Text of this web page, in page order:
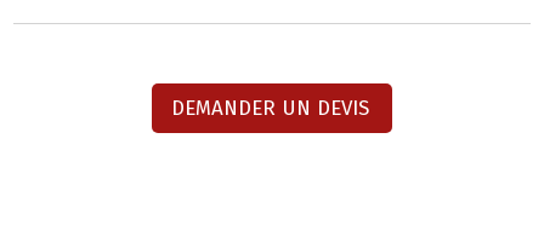
DEMANDER UN DEVIS